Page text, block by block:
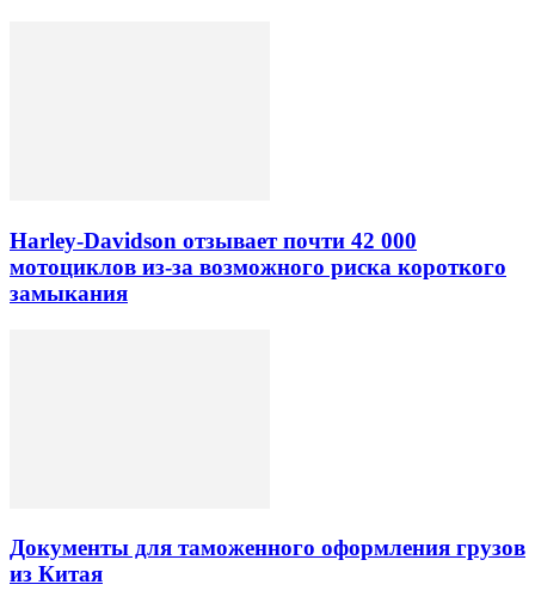
Harley-Davidson отзывает почти 42 000
мотоциклов из-за возможного риска короткого
замыкания
Документы для таможенного оформления грузов
из Китая